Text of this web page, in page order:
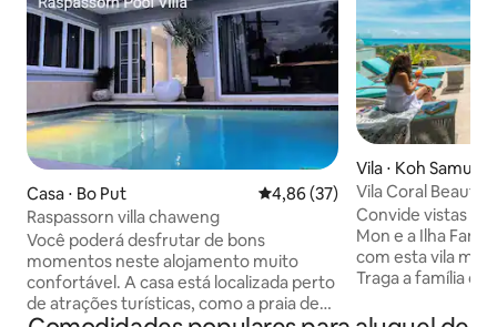
Casa ⋅ Bo Put 4,86 de uma avaliação média
4,86 (37)
Raspassorn villa chaweng
Você poderá desfrutar de bons
momentos neste alojamento muito
confortável. A casa está localizada perto
de atrações turísticas, como a praia de
Vila ⋅ Koh Samui
Vila Coral Beauty
acesso a pé até a
Convide vistas
Mon e a Ilha Fan
com esta vila
Traga a família
água de dentro